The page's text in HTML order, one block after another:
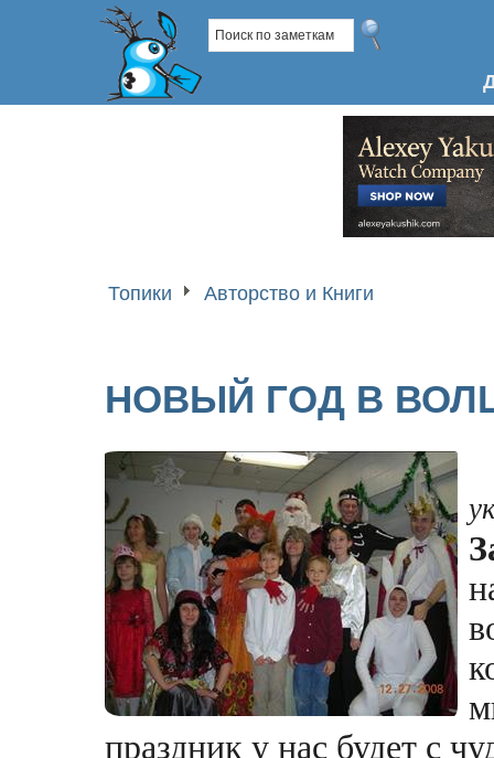
Топики Авторство и Книги
НОВЫЙ ГОД В
праздник у нас будет с